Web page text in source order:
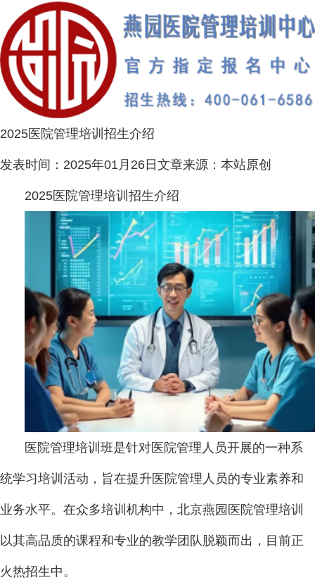
2025医院管理培训招生介绍
发表时间： 2025年01月26日 文章来源： 本站原创
2025医院管理培训招生介绍
医院管理培训班是针对医院管理人员开展的一种系
统学习培训活动，旨在提升医院管理人员的专业素养和
业务水平。在众多培训机构中，北京燕园医院管理培训
以其高品质的课程和专业的教学团队脱颖而出，目前正
火热招生中。